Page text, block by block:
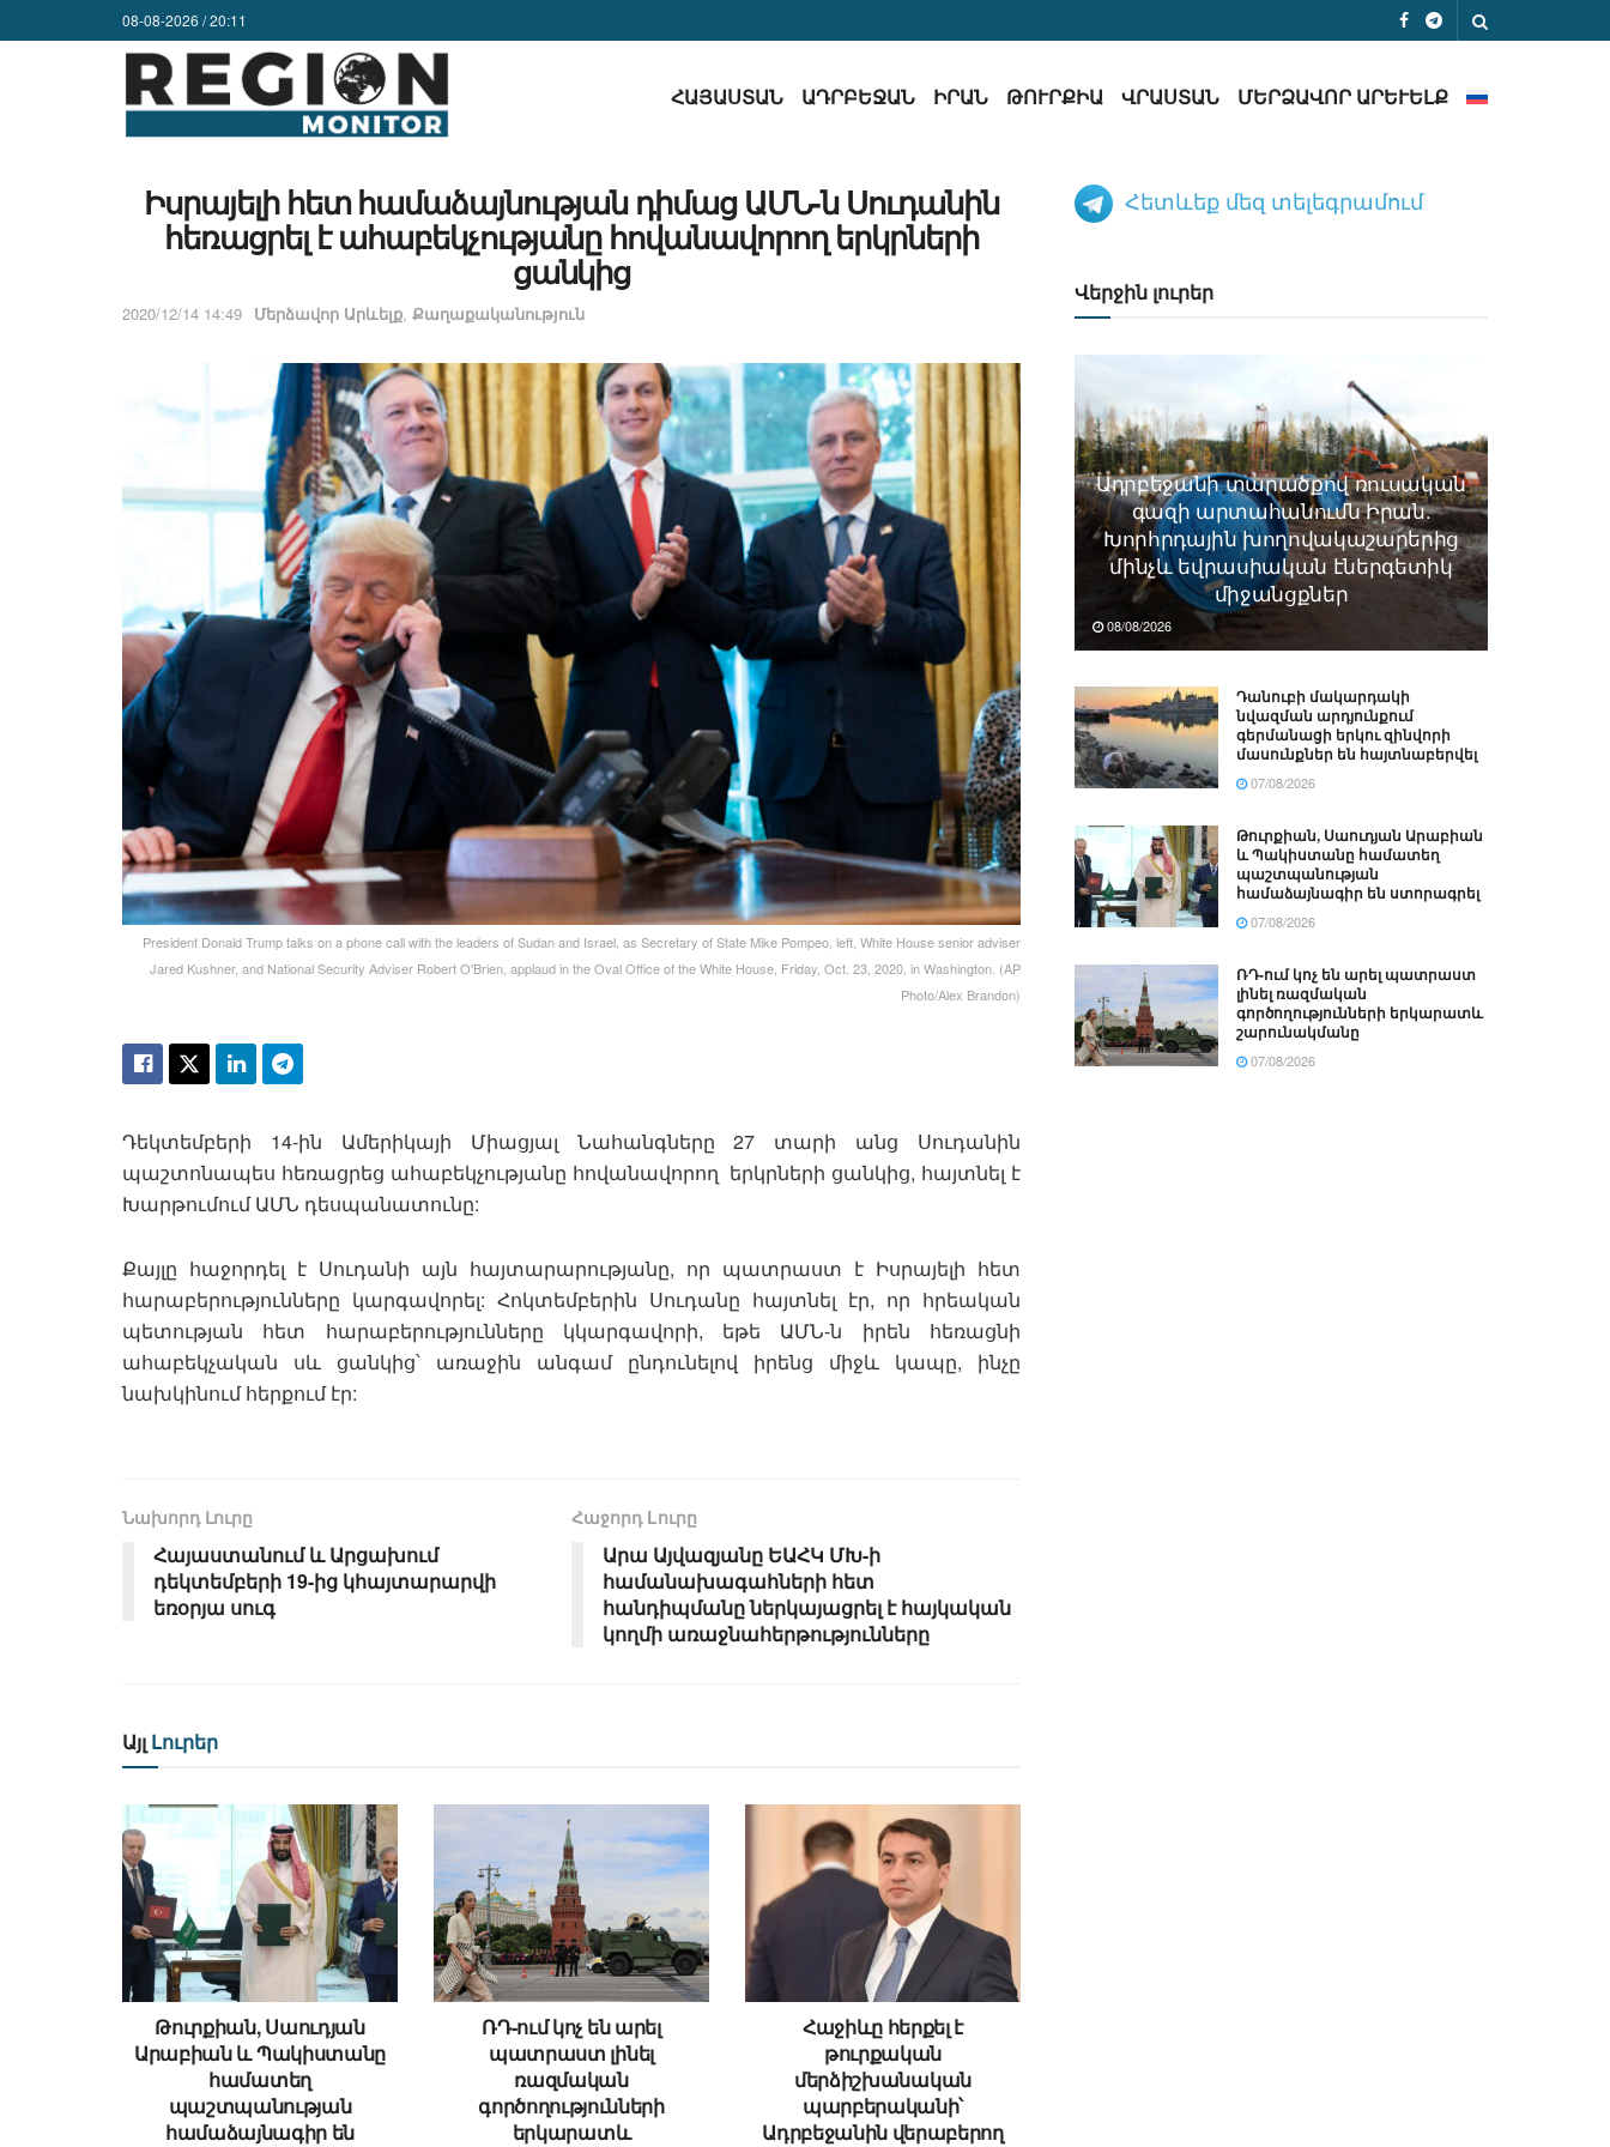
08-08-2026 / 20:11
ՀԱՅԱՍՏԱՆ ԱԴՐԲԵՋԱՆ ԻՐԱՆ ԹՈՒՐՔԻԱ ՎՐԱՍՏԱՆ ՄԵՐՁԱՎՈՐ ԱՐԵՒԵԼՔ
Իսրայելի հետ համաձայնության դիմաց ԱՄՆ-ն Սուդանին
հեռացրել է ահաբեկչությանը հովանավորող երկրների
ցանկից
2020/12/14 14:49 Մերձավոր Արևելք, Քաղաքականություն
President Donald Trump talks on a phone call with the leaders of Sudan and Israel, as Secretary of State Mike Pompeo, left, White House senior adviser
Jared Kushner, and National Security Adviser Robert O'Brien, applaud in the Oval Office of the White House, Friday, Oct. 23, 2020, in Washington. (AP
Photo/Alex Brandon)
Դեկտեմբերի 14-ին Ամերիկայի Միացյալ Նահանգները 27 տարի անց Սուդանին
պաշտոնապես հեռացրեց ահաբեկչությանը հովանավորող երկրների ցանկից, հայտնել է
Խարթումում ԱՄՆ դեսպանատունը:
Քայլը հաջորդել է Սուդանի այն հայտարարությանը, որ պատրաստ է Իսրայելի հետ
հարաբերությունները կարգավորել: Հոկտեմբերին Սուդանը հայտնել էր, որ հրեական
պետության հետ հարաբերությունները կկարգավորի, եթե ԱՄՆ-ն իրեն հեռացնի
ահաբեկչական սև ցանկից՝ առաջին անգամ ընդունելով իրենց միջև կապը, ինչը
նախկինում հերքում էր:
Նախորդ Լուրը
Հայաստանում և Արցախում
դեկտեմբերի 19-ից կհայտարարվի
եռօրյա սուգ
Հաջորդ Lուրը
Արա Այվազյանը ԵԱՀԿ ՄԽ-ի
համանախագահների հետ
հանդիպմանը ներկայացրել է հայկական
կողմի առաջնահերթությունները
Այլ Լուրեր
Թուրքիան, Սաուդյան
Արաբիան և Պակիստանը
համատեղ
պաշտպանության
համաձայնագիր են
ՌԴ-ում կոչ են արել
պատրաստ լինել
ռազմական
գործողությունների
երկարատև
Հաջիևը հերքել է
թուրքական
մերձիշխանական
պարբերականի՝
Ադրբեջանին վերաբերող
Հետևեք մեզ տելեգրամում
Վերջին լուրեր
Ադրբեջանի տարածքով ռուսական
գազի արտահանումն Իրան.
Խորհրդային խողովակաշարերից
մինչև եվրասիական էներգետիկ
միջանցքներ
08/08/2026
Դանուբի մակարդակի
նվազման արդյունքում
գերմանացի երկու զինվորի
մասունքներ են հայտնաբերվել
07/08/2026
Թուրքիան, Սաուդյան Արաբիան
և Պակիստանը համատեղ
պաշտպանության
համաձայնագիր են ստորագրել
07/08/2026
ՌԴ-ում կոչ են արել պատրաստ
լինել ռազմական
գործողությունների երկարատև
շարունակմանը
07/08/2026